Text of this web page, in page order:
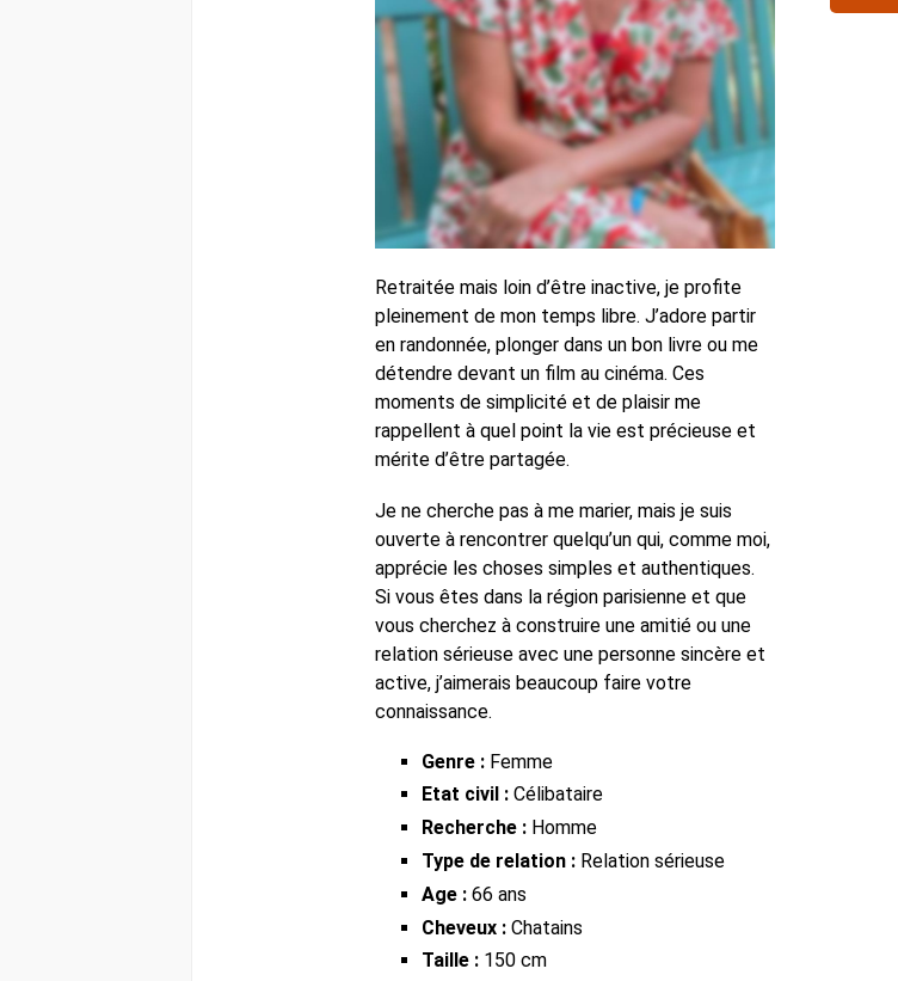
Retraitée mais loin d’être inactive, je profite
pleinement de mon temps libre. J’adore partir
en randonnée, plonger dans un bon livre ou me
détendre devant un film au cinéma. Ces
moments de simplicité et de plaisir me
rappellent à quel point la vie est précieuse et
mérite d’être partagée.
Je ne cherche pas à me marier, mais je suis
ouverte à rencontrer quelqu’un qui, comme moi,
apprécie les choses simples et authentiques.
Si vous êtes dans la région parisienne et que
vous cherchez à construire une amitié ou une
relation sérieuse avec une personne sincère et
active, j’aimerais beaucoup faire votre
connaissance.
Genre : Femme
Etat civil : Célibataire
Recherche : Homme
Type de relation : Relation sérieuse
Age : 66 ans
Cheveux : Chatains
Taille : 150 cm